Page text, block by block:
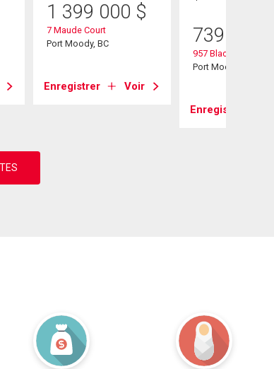
1 399 000 $
7 Maude Court
Port Moody, BC
Enregistrer Voir
739 000
957 Blackstock Road
Port Moody, BC
Enregistrer